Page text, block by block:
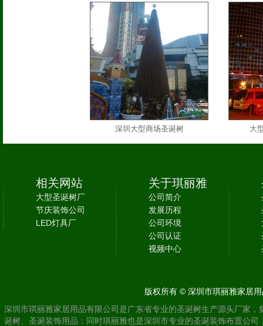
深圳大型商场圣诞树 大
相关网站
大型圣诞树厂
节庆装饰公司
LED灯具厂
关于琪丽雅
公司简介
发展历程
公司环境
公司认证
视频中心
版权所有 © 深圳市琪丽雅家居
深圳市琪丽雅家居用品有限公司是广东省专业的圣诞树生产源头厂家
诞树、圣诞装饰用品；同时琪丽雅也是深圳市专业的圣诞装饰布置公